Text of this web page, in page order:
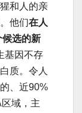
和人的亲
他们在人
选的新
基因不存
质。令人
、近90%
域，主